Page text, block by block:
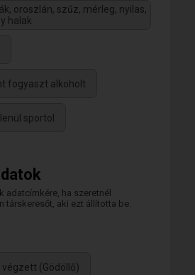
oroszlán, szűz, mérleg, nyilas,
halak
fogyaszt alkoholt
sportol
adatcímkére, ha szeretnél
társkeresőt, aki ezt állította be.
(Gödöllő)